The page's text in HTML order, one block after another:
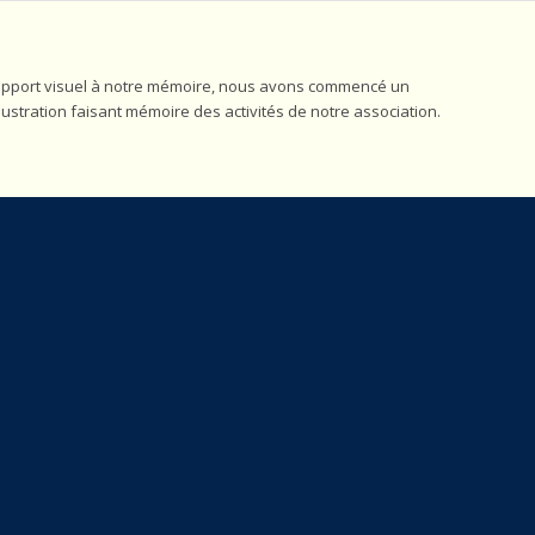
visuel à notre mémoire, nous avons commencé un
faisant mémoire des activités de notre association.